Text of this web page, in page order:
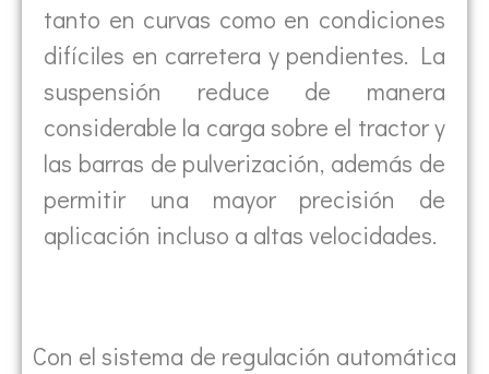
tanto en curvas como en condiciones
difíciles en carretera y pendientes. La
suspensión reduce de manera
considerable la carga sobre el tractor y
las barras de pulverización, además de
permitir una mayor precisión de
aplicación incluso a altas velocidades.
Con el sistema de regulación automática